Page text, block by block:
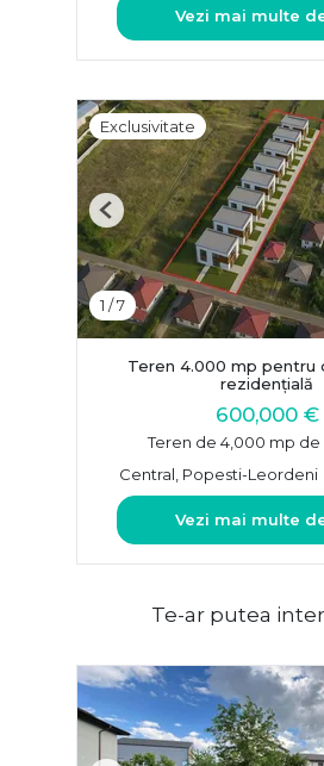
Vezi mai multe
Exclusivitate
1 /7
Previous
Teren 4.000 mp pentru
rezidențială
600,000 €
Teren de 4,000 mp de
Central, Popesti-Leordeni
Vezi mai multe
Te-ar putea